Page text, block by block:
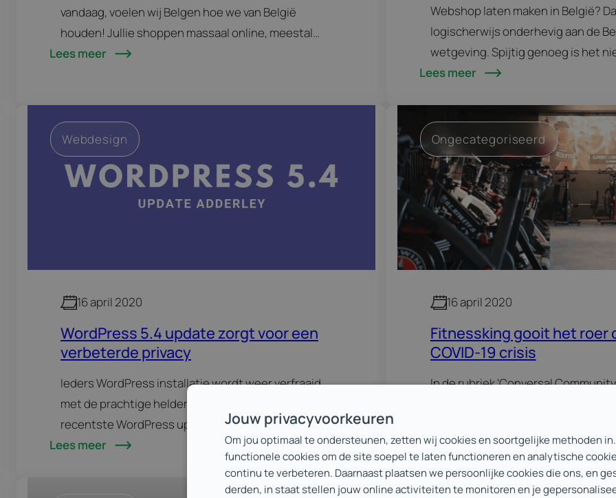
vandaag, voelen wij Belgen hoe we van België
houden! Jullie shoppen massaal online, meestal
bij Belgische webshops. Blijven doen! Want diezelfde
Lees meer
Webshop laten maken in België?
logischerwijs onderhevig aan de
wetgeving. Spijtig genoeg is het
om door het bos de bomen nog te
Lees meer
Webdesign
16 april 2020
WordPress 5.4 update zorgt voor een
verbeterde privacy
Ieders WordPress installatie wordt weer verfraaid
met de prachtige helder rode ‘update’ notificatie. De
recentste WordPress update met nummer 5.4 kreeg
de naam Adderley, naar een beroemd muzikant. Zoals
Lees meer
Ongecategoriseerd
16 april 2020
Fitnessking gooit het roer
COVID-19 crisis
In de rubriek ‘Conversal
dingen die belangrijk zijn in de
bedrijvigheid van het…
Lees meer
Jouw privacyvoorkeuren
Om jou optimaal te ondersteunen, zetten wij cookies en soortgelijke methoden
functionele cookies om de site soepel te laten functioneren en analytische
continu te verbeteren. Daarnaast plaatsen we persoonlijke cookies die ons, en
derden, in staat stellen jouw online activiteiten te monitoren en je